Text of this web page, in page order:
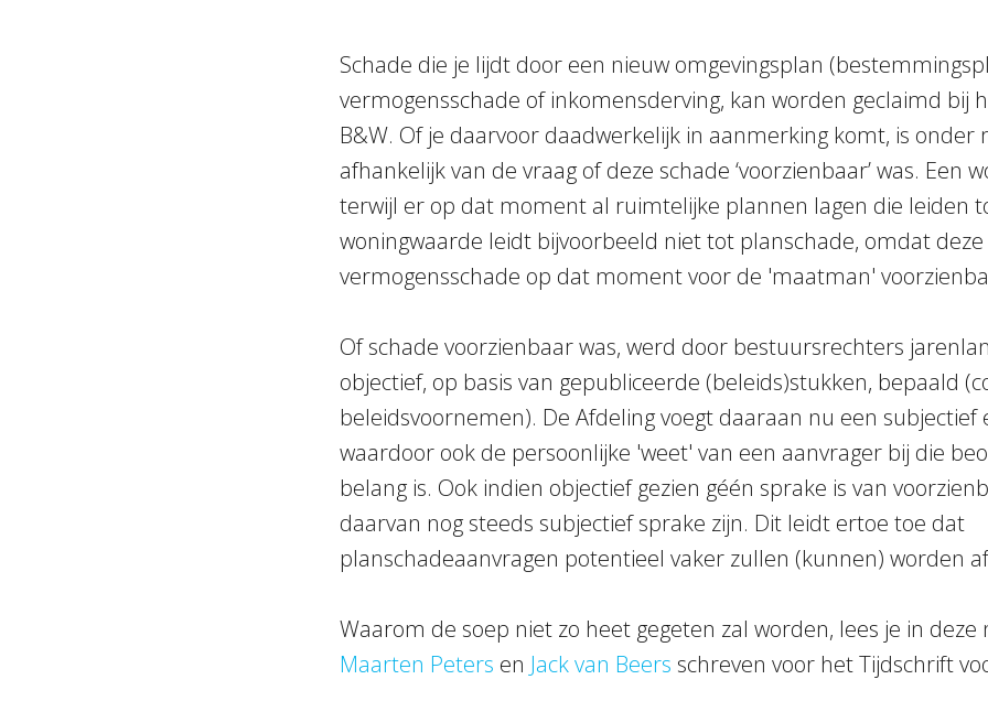
Schade die je lijdt door een nieuw omgevingsplan
vermogensschade of inkomensderving, kan worden geclaimd bij
B&W. Of je daarvoor daadwerkelijk in aanmerking komt, is onder
afhankelijk van de vraag of deze schade ‘voorzienbaar’ was. Een
terwijl er op dat moment al ruimtelijke plannen lagen die leiden
woningwaarde leidt bijvoorbeeld niet tot planschade, omdat deze
vermogensschade op dat moment voor de 'maatman'
Of schade voorzienbaar was, werd door bestuursrechters
objectief, op basis van gepubliceerde (beleids)stukken, bepaald
beleidsvoornemen). De Afdeling voegt daaraan nu een subjectief
waardoor ook de persoonlijke 'weet' van een aanvrager bij die
belang is. Ook indien objectief gezien géén sprake is van
daarvan nog steeds subjectief sprake zijn. Dit leidt ertoe toe dat
planschadeaanvragen potentieel vaker zullen (kunnen) worden
Waarom de soep niet zo heet gegeten zal worden, lees je in deze
Maarten Peters en Jack van Beers schreven voor het Tijdschrift